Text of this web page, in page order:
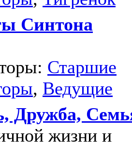
Синтона
Старшие
, Ведущие
Дружба,
жизни и